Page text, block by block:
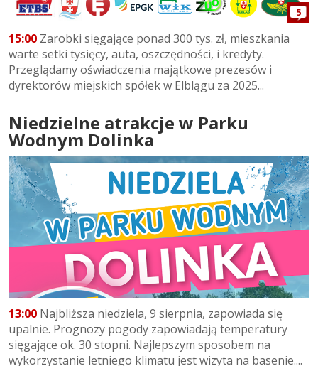
5
15:00 Zarobki sięgające ponad 300 tys. zł, mieszkania
warte setki tysięcy, auta, oszczędności, i kredyty.
Przeglądamy oświadczenia majątkowe prezesów i
dyrektorów miejskich spółek w Elblągu za 2025...
Niedzielne atrakcje w Parku
Wodnym Dolinka
13:00 Najbliższa niedziela, 9 sierpnia, zapowiada się
upalnie. Prognozy pogody zapowiadają temperatury
sięgające ok. 30 stopni. Najlepszym sposobem na
wykorzystanie letniego klimatu jest wizyta na basenie....